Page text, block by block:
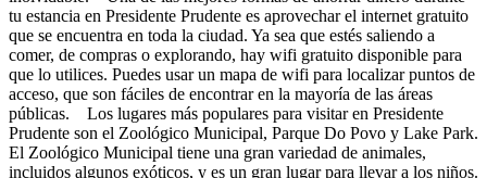
tu estancia en Presidente Prudente es aprovechar el internet gratuito
que se encuentra en toda la ciudad. Ya sea que estés saliendo a
comer, de compras o explorando, hay wifi gratuito disponible para
que lo utilices. Puedes usar un mapa de wifi para localizar puntos de
acceso, que son fáciles de encontrar en la mayoría de las áreas
públicas. Los lugares más populares para visitar en Presidente
Prudente son el Zoológico Municipal, Parque Do Povo y Lake Park.
El Zoológico Municipal tiene una gran variedad de animales,
incluidos algunos exóticos, y es un gran lugar para llevar a los niños.